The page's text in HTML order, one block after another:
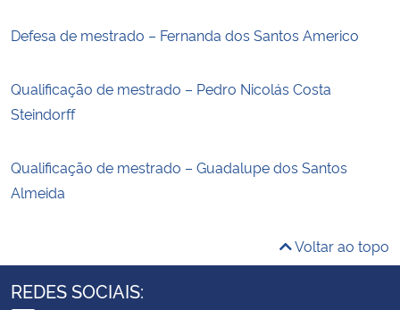
Defesa de mestrado – Fernanda dos Santos Americo
Qualificação de mestrado – Pedro Nicolás Costa
Steindorff
Qualificação de mestrado – Guadalupe dos Santos
Almeida
Voltar ao topo
REDES SOCIAIS: